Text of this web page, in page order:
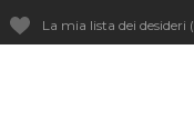
La mia lista dei desideri (